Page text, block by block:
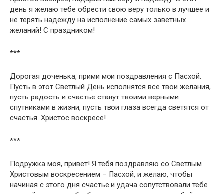
день я желаю тебе обрести свою веру только в лучшее и
не терять надежду на исполнение самых заветных
желаний! С праздником!
***
Дорогая доченька, прими мои поздравления с Пасхой.
Пусть в этот Светлый День исполнятся все твои желания,
пусть радость и счастье станут твоими верными
спутниками в жизни, пусть твои глаза всегда светятся от
счастья. Христос воскресе!
***
Подружка моя, привет! Я тебя поздравляю со Светлым
Христовым воскресением – Пасхой, и желаю, чтобы
начиная с этого дня счастье и удача сопутствовали тебе